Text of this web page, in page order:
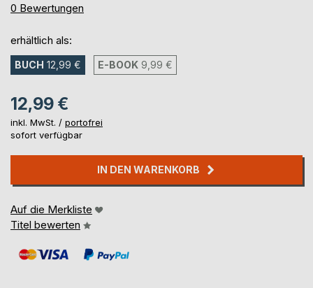
0%
0 Bewertungen
erhältlich als:
BUCH 12,99 € E-BOOK 9,99 €
12,99 €
inkl. MwSt. / portofrei
sofort verfügbar
IN DEN WARENKORB
Auf die Merkliste
Titel bewerten